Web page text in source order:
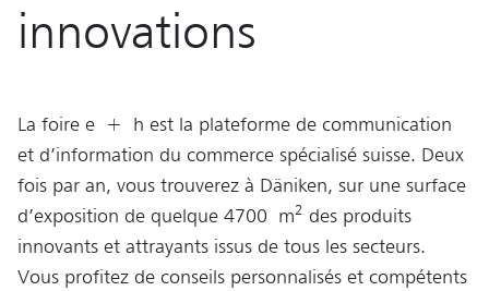
innovations
La foire e + h est la plateforme de communication
et d’information du commerce spécialisé suisse. Deux
fois par an, vous trouverez à Däniken, sur une surface
d’exposition de quelque 4700 m2 des produits
innovants et attrayants issus de tous les secteurs.
Vous profitez de conseils personnalisés et compétents